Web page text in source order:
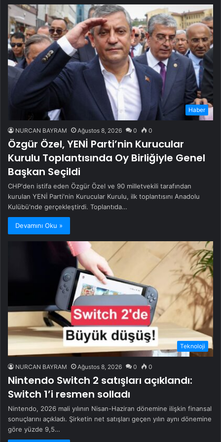
Haber
NURCAN BAYRAM Ağustos 8, 2026 0 0
Özgür Özel, YENİ Parti’nin Kurucular
Kurulu Toplantısında Oy Birliğiyle Genel
Başkan Seçildi
CHP'den istifa eden Özgür Özel ve 90 milletvekili tarafından
kurulan YENİ Parti'nin Kurucular Kurulu, ilk toplantısını Anadolu
Kulübü'nde gerçekleştirdi. Toplantıda…
Devamını Oku »
Teknoloji
NURCAN BAYRAM Ağustos 8, 2026 0 0
Nintendo Switch 2 satışları açıklandı:
Switch 1’i resmen solladı
Nintendo, 2026 mali yılının Nisan-Haziran dönemine ilişkin finansal
sonuçlarını açıkladı. Şirketin net satışları geçen yılın aynı dönemine
göre yüzde 9,5…